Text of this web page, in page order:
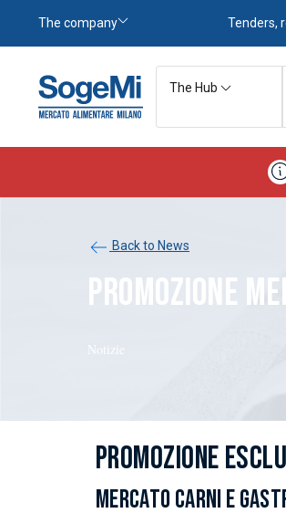
The company Tenders,
The Hub
Back to News
PROMOZIONE
Notizie
PROMOZIONE
MERCATO CARNI E